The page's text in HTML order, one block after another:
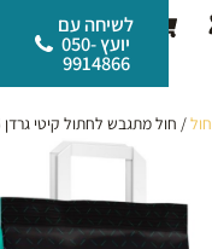
עגלת
קניות
לשיחה עם
יועץ 050-
9914866
חול/ חול מתגבש לחתול קיטי גרדן 5 ק"ג